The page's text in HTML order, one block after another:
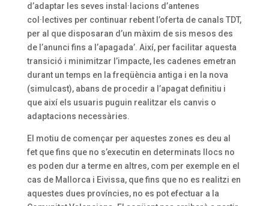
d’adaptar les seves instal·lacions d’antenes
col·lectives per continuar rebent l’oferta de canals TDT,
per al que disposaran d’un màxim de sis mesos des
de l’anunci fins a l’apagada’. Així, per facilitar aquesta
transició i minimitzar l’impacte, les cadenes emetran
durant un temps en la freqüència antiga i en la nova
(simulcast), abans de procedir a l’apagat definitiu i
que així els usuaris puguin realitzar els canvis o
adaptacions necessàries.
El motiu de començar per aquestes zones es deu al
fet que fins que no s’executin en determinats llocs no
es poden dur a terme en altres, com per exemple en el
cas de Mallorca i Eivissa, que fins que no es realitzi en
aquestes dues províncies, no es pot efectuar a la